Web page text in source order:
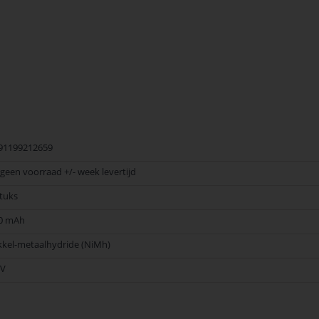
voorraad +/- week levertijd
mAh
metaalhydride (NiMh)